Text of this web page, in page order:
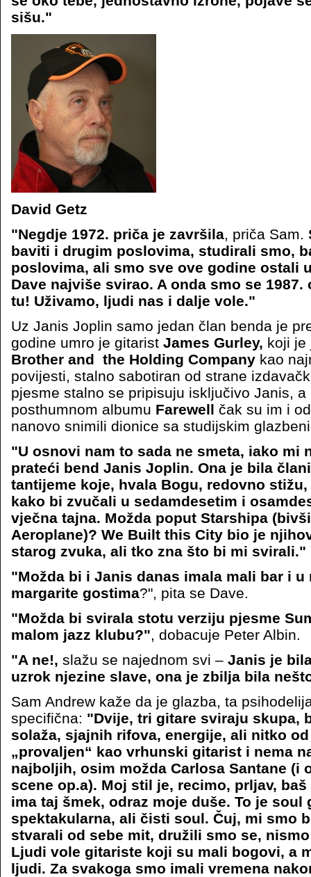
sišu."
David Getz
"Negdje 1972. priča je završila, priča Sam.
baviti i drugim poslovima, studirali smo,
poslovima, ali smo sve ove godine ostali
Dave najviše svirao. A onda smo se
tu! Uživamo, ljudi nas i dalje vole."
Uz Janis Joplin samo jedan član benda je
godine umro je gitarist James Gurley, koji je
Brother and the Holding Company kao
povijesti, stalno sabotiran od strane
pjesme stalno se pripisuju isključivo Janis, a
posthumnom albumu Farewell čak su im i
nanovo snimili dionice sa studijskim
"U osnovi nam to sada ne smeta, iako mi
prateći bend Janis Joplin. Ona je bila
tantijeme koje, hvala Bogu, redovno stižu,
kako bi zvučali u sedamdesetim i
vječna tajna. Možda poput Starshipa
Aeroplane)? We Built this City bio je
starog zvuka, ali tko zna što bi mi svirali."
"Možda bi i Janis danas imala mali bar i u
margarite gostima?", pita se Dave.
"Možda bi svirala stotu verziju pjesme
malom jazz klubu?", dobacuje Peter Albin.
"A ne!, slažu se najednom svi – Janis je
uzrok njezine slave, ona je zbilja bila
Sam Andrew kaže da je glazba, ta
specifična: "Dvije, tri gitare sviraju skupa,
solaža, sjajnih rifova, energije, ali nitko
„provaljen“ kao vrhunski gitarist i nema
najboljih, osim možda Carlosa Santane (i
scene op.a). Moj stil je, recimo, prljav,
ima taj šmek, odraz moje duše. To je soul
spektakularna, ali čisti soul. Čuj, mi smo
stvarali od sebe mit, družili smo se,
Ljudi vole gitariste koji su mali bogovi, a
ljudi. Za svakoga smo imali vremena